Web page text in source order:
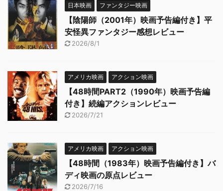
日本映画 ファンタジー映画
【陰陽師（2001年）映画予告編付き】平
安怪異ファンタジー感想レビュー
2026/8/1
アメリカ映画 アクション映画
【48時間PART2（1990年）映画予告編
付き】続編アクションレビュー
2026/7/21
アメリカ映画 アクション映画
【48時間（1983年）映画予告編付き】バ
ディ映画の原点レビュー
2026/7/16